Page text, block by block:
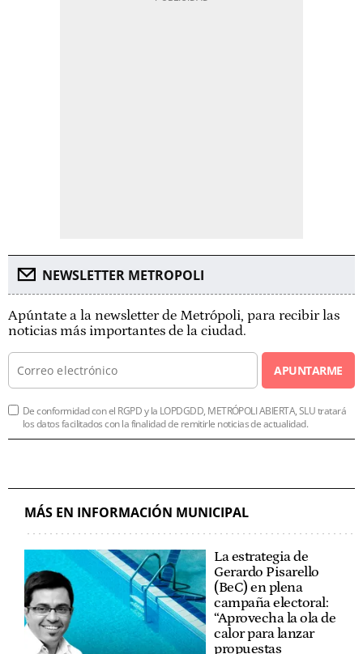
NEWSLETTER METROPOLI
Apúntate a la newsletter de Metrópoli, para recibir las
noticias más importantes de la ciudad.
APUNTARME
De conformidad con el RGPD y la LOPDGDD, METRÓPOLI ABIERTA, SLU tratará
los datos facilitados con la finalidad de remitirle noticias de actualidad.
MÁS EN INFORMACIÓN MUNICIPAL
La estrategia de
Gerardo Pisarello
(BeC) en plena
campaña electoral:
“Aprovecha la ola de
calor para lanzar
propuestas